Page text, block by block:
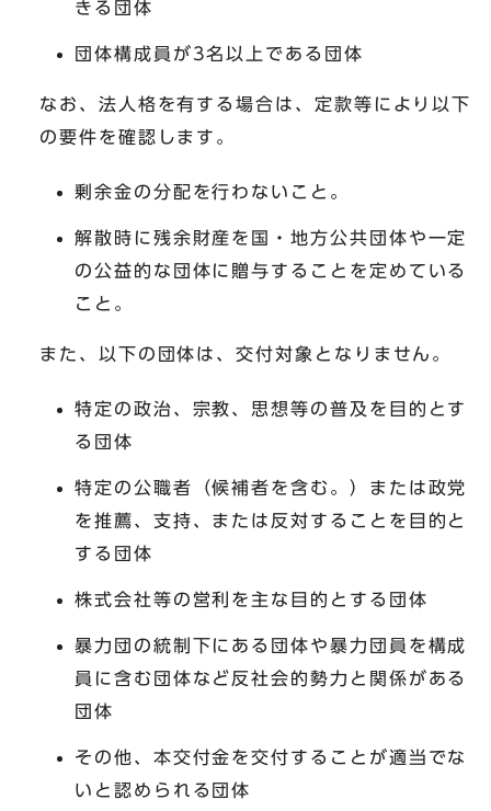
きる団体
団体構成員が3名以上である団体
なお、法人格を有する場合は、定款等により以下
の要件を確認します。
剰余金の分配を行わないこと。
解散時に残余財産を国・地方公共団体や一定
の公益的な団体に贈与することを定めている
こと。
また、以下の団体は、交付対象となりません。
特定の政治、宗教、思想等の普及を目的とす
る団体
特定の公職者（候補者を含む。）または政党
を推薦、支持、または反対することを目的と
する団体
株式会社等の営利を主な目的とする団体
暴力団の統制下にある団体や暴力団員を構成
員に含む団体など反社会的勢力と関係がある
団体
その他、本交付金を交付することが適当でな
いと認められる団体